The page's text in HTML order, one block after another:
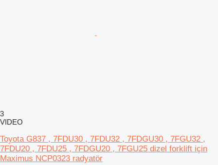
3
VIDEO
Toyota G837 , 7FDU30 , 7FDU32 , 7FDGU30 , 7FGU32 ,
7FDU20 , 7FDU25 , 7FDGU20 , 7FGU25 dizel forklift için
Maximus NCP0323 radyatör